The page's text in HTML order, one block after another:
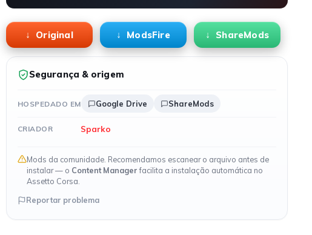
Original ModsFire ShareMods
Segurança & origem
HOSPEDADO EM Google Drive ShareMods
CRIADOR Sparko
Mods da comunidade. Recomendamos escanear o arquivo antes de
instalar — o Content Managerfacilita a instalação automática no
Assetto Corsa.
Reportar problema